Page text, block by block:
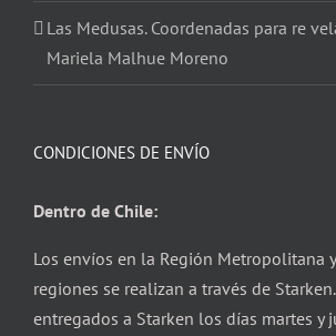
Las Medusas. Coordenadas para re
Mariela Malhue Moreno
CONDICIONES DE ENVÍO
Dentro de Chile:
Los envíos en la Región Metropolitana
regiones se realizan a través de
entregados a Starken los días martes y